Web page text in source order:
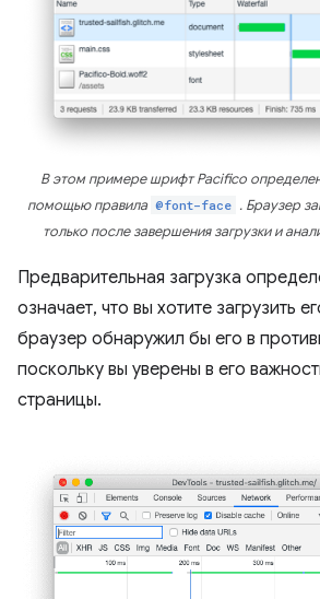
В этом примере шрифт Pacifico
помощью правила @font-face . Браузер
только после завершения загрузки и
Предварительная загрузка
означает, что вы хотите загрузить
браузер обнаружил бы его в
поскольку вы уверены в его
страницы.